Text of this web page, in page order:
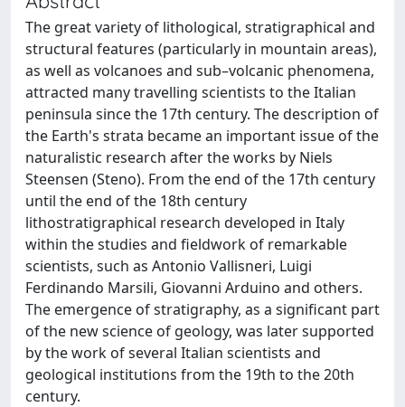
The great variety of lithological, stratigraphical and
structural features (particularly in mountain areas),
as well as volcanoes and sub–volcanic phenomena,
attracted many travelling scientists to the Italian
peninsula since the 17th century. The description of
the Earth's strata became an important issue of the
naturalistic research after the works by Niels
Steensen (Steno). From the end of the 17th century
until the end of the 18th century
lithostratigraphical research developed in Italy
within the studies and fieldwork of remarkable
scientists, such as Antonio Vallisneri, Luigi
Ferdinando Marsili, Giovanni Arduino and others.
The emergence of stratigraphy, as a significant part
of the new science of geology, was later supported
by the work of several Italian scientists and
geological institutions from the 19th to the 20th
century.